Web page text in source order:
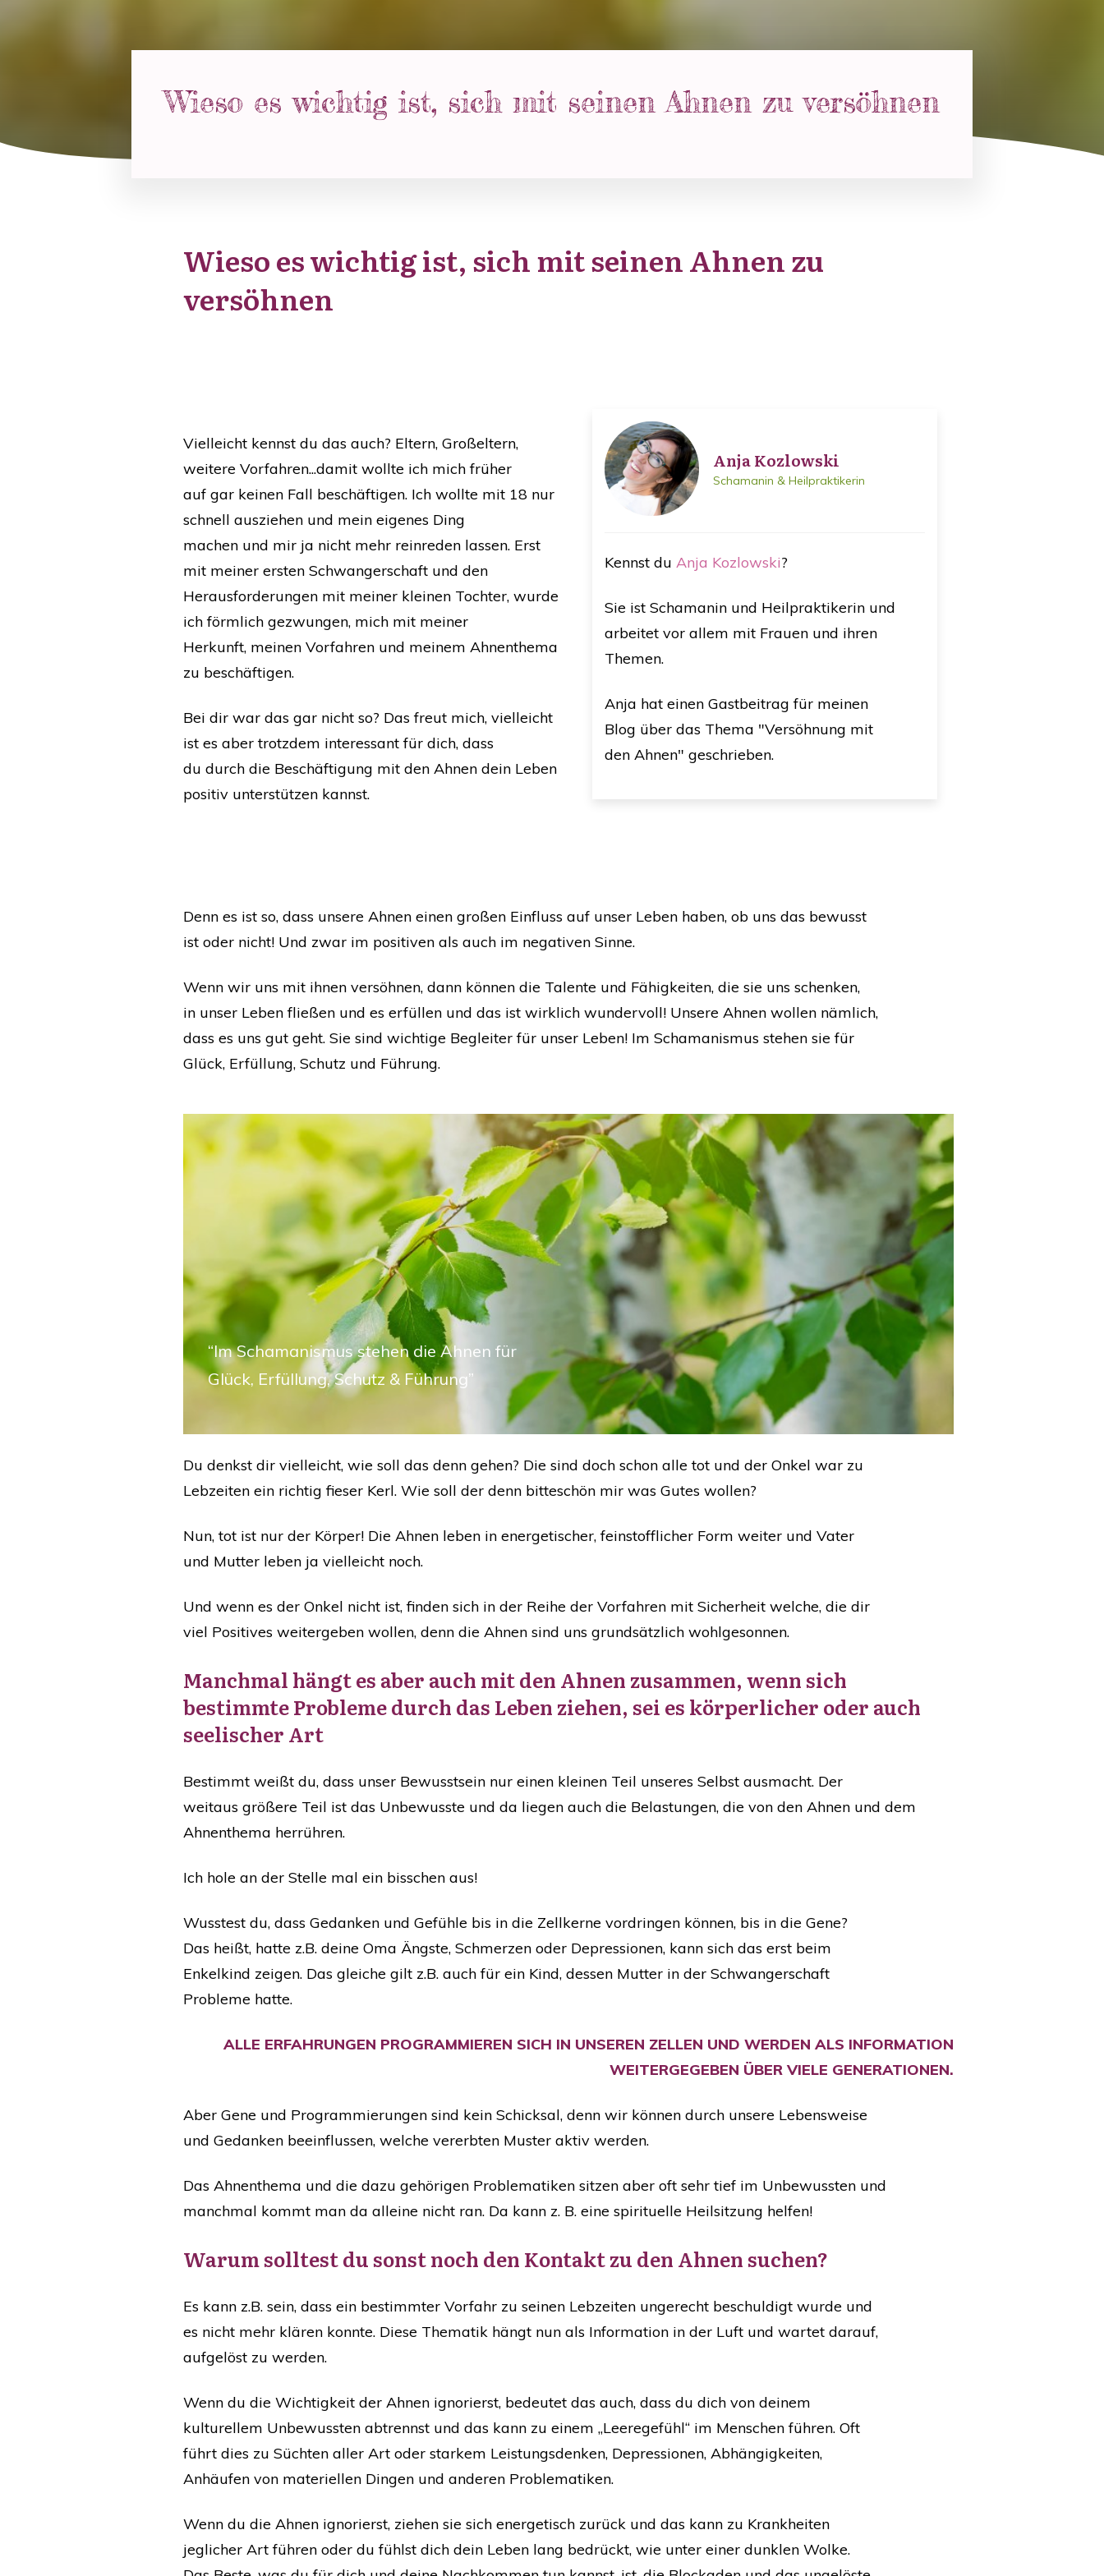
Wieso es wichtig ist, sich mit seinen Ahnen zu versöhnen
Wieso es wichtig ist, sich mit seinen Ahnen zu
versöhnen
​Vielleicht kennst du das auch? Eltern, Großeltern,
weitere Vorfahren...damit wollte ich mich früher
auf gar keinen Fall beschäftigen. Ich wollte mit 18 nur
schnell ausziehen und mein eigenes Ding
machen und mir ja nicht mehr reinreden lassen. Erst
mit meiner ersten Schwangerschaft und den
Herausforderungen mit meiner kleinen Tochter, wurde
ich förmlich gezwungen, mich mit meiner
Herkunft, meinen Vorfahren und meinem Ahnenthema
zu beschäftigen.
Bei dir war das gar nicht so? Das freut mich, vielleicht
ist es aber trotzdem interessant für dich, dass
du durch die Beschäftigung mit den Ahnen dein Leben
positiv unterstützen kannst.
​Anja Kozlowski
​Schamanin & Heilpraktikerin
​​Kennst du Anja Kozlowski?
Sie ist Schamanin und Heilpraktikerin und
arbeitet vor allem mit Frauen und ihren
Themen.
Anja hat einen Gastbeitrag für meinen
Blog über das Thema "Versöhnung mit
den Ahnen" geschrieben.
Denn es ist so, dass unsere Ahnen einen großen Einfluss auf unser Leben haben, ob uns das bewusst
ist oder nicht! Und zwar im positiven als auch im negativen Sinne.
Wenn wir uns mit ihnen versöhnen, dann können die Talente und Fähigkeiten, die sie uns schenken,
in unser Leben fließen und es erfüllen und das ist wirklich wundervoll! Unsere Ahnen wollen nämlich,
dass es uns gut geht. Sie sind wichtige Begleiter für unser Leben! Im Schamanismus stehen sie für
Glück, Erfüllung, Schutz und Führung.
“Im Schamanismus stehen die Ahnen für
Glück, Erfüllung, Schutz & Führung”
Du denkst dir vielleicht, wie soll das denn gehen? Die sind doch schon alle tot und der Onkel war zu
Lebzeiten ein richtig fieser Kerl. Wie soll der denn bitteschön mir was Gutes wollen?
Nun, tot ist nur der Körper! Die Ahnen leben in energetischer, feinstofflicher Form weiter und Vater
und Mutter leben ja vielleicht noch.
Und wenn es der Onkel nicht ist, finden sich in der Reihe der Vorfahren mit Sicherheit welche, die dir
viel Positives weitergeben wollen, denn die Ahnen sind uns grundsätzlich wohlgesonnen.
​Manchmal hängt es aber auch mit den Ahnen zusammen, wenn sich
bestimmte Probleme durch das Leben ziehen, sei es körperlicher oder auch
seelischer Art
​Bestimmt weißt du, dass unser Bewusstsein nur einen kleinen Teil unseres Selbst ausmacht. Der
weitaus größere Teil ist das Unbewusste und da liegen auch die Belastungen, die von den Ahnen und dem
Ahnenthema herrühren.
Ich hole an der Stelle mal ein bisschen aus!
Wusstest du, dass Gedanken und Gefühle bis in die Zellkerne vordringen können, bis in die Gene?
Das heißt, hatte z.B. deine Oma Ängste, Schmerzen oder Depressionen, kann sich das erst beim
Enkelkind zeigen. Das gleiche gilt z.B. auch für ein Kind, dessen Mutter in der Schwangerschaft
Probleme hatte.
ALLE ERFAHRUNGEN PROGRAMMIEREN SICH IN UNSEREN ZELLEN UND WERDEN ALS INFORMATION
WEITERGEGEBEN ÜBER VIELE GENERATIONEN.
Aber Gene und Programmierungen sind kein Schicksal, denn wir können durch unsere Lebensweise
und Gedanken beeinflussen, welche vererbten Muster aktiv werden.
Das Ahnenthema und die dazu gehörigen Problematiken sitzen aber oft sehr tief im Unbewussten und
manchmal kommt man da alleine nicht ran. Da kann z. B. eine spirituelle Heilsitzung helfen!
​Warum solltest du sonst noch den Kontakt zu den Ahnen suchen?
​Es kann z.B. sein, dass ein bestimmter Vorfahr zu seinen Lebzeiten ungerecht beschuldigt wurde und
es nicht mehr klären konnte. Diese Thematik hängt nun als Information in der Luft und wartet darauf,
aufgelöst zu werden.
Wenn du die Wichtigkeit der Ahnen ignorierst, bedeutet das auch, dass du dich von deinem
kulturellem Unbewussten abtrennst und das kann zu einem „Leeregefühl“ im Menschen führen. Oft
führt dies zu Süchten aller Art oder starkem Leistungsdenken, Depressionen, Abhängigkeiten,
Anhäufen von materiellen Dingen und anderen Problematiken.
Wenn du die Ahnen ignorierst, ziehen sie sich energetisch zurück und das kann zu Krankheiten
jeglicher Art führen oder du fühlst dich dein Leben lang bedrückt, wie unter einer dunklen Wolke.